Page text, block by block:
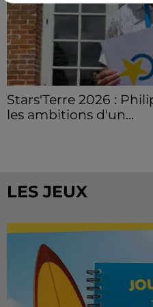
Stars'Terre 2026 :
les ambitions d'un...
LES JEUX